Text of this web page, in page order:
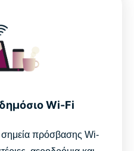
Wi-Fi
πρόσβασης Wi-